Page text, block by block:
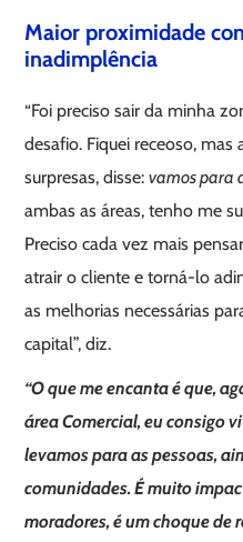
Maior proximidade
inadimplência
“Foi preciso sair da minha
desafio. Fiquei receoso, mas
surpresas, disse:vamos para
ambas as áreas, tenho me
Preciso cada vez mais
atrair o cliente e torná-lo
as melhorias necessárias
capital”, diz.
“O que me encanta é que,
área Comercial, eu consigo
levamos para as pessoas,
comunidades. É muito
moradores, é um choque de